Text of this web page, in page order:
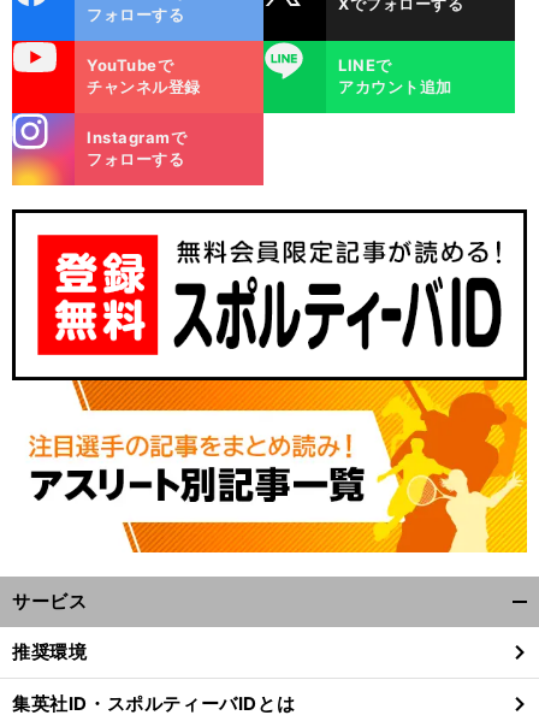
ok
フォローする
YouTubeで
チャンネル登録
LINE
LINEで
アカウント追加
m
Instagramで
フォローする
サービス
閉
る
推奨環境
集英社ID・スポルティーバIDとは